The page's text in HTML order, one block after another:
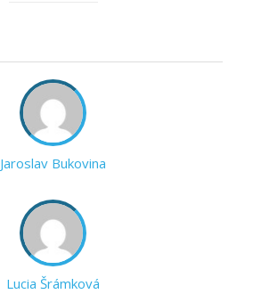
Jaroslav Bukovina
Lucia Šrámková